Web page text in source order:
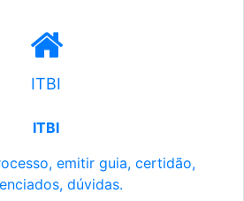
ITBI
ITBI
emitir guia, certidão,
dúvidas.